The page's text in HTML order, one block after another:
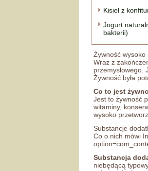
Kisiel z
Jogurt
bakterii)
Żywność wysoko
Wraz z
Żywność była
Co to jest
Jest to żywność
witaminy,
wysoko
Substancje
Co o nich mówi
Substancja
niebędącą